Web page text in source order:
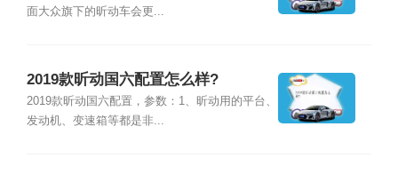
面大众旗下的昕动车会更...
2019款昕动国六配置怎么样?
2019款昕动国六配置，参数：1、昕动用的平台、
发动机、变速箱等都是非...